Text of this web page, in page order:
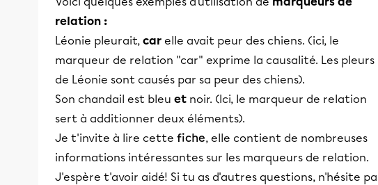
relation :
Léonie pleurait, car elle avait peur des chiens. (ici, le
marqueur de relation "car" exprime la causalité. Les pleurs
de Léonie sont causés par sa peur des chiens).
Son chandail est bleu et noir. (Ici, le marqueur de relation
sert à additionner deux éléments).
Je t'invite à lire cette fiche, elle contient de nombreuses
informations intéressantes sur les marqueurs de relation.
J'espère t'avoir aidé! Si tu as d'autres questions, n'hésite